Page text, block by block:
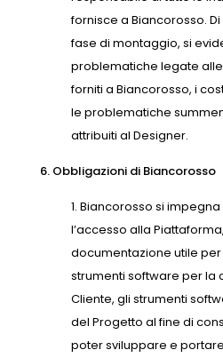
fornisce a Biancorosso.
fase di montaggio, si
problematiche legate
forniti a Biancorosso, i
le problematiche
attribuiti al Designer.
6. Obbligazioni di Biancorosso
Biancorosso si
l’accesso alla
documentazione utile
strumenti software per la
Cliente, gli strumenti
del Progetto al fine di
poter sviluppare e